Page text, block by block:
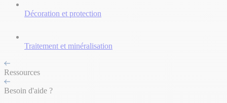
Décoration et protection
Traitement et minéralisation
Ressources
Besoin d'aide ?